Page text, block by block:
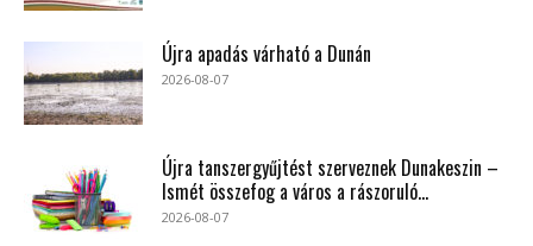
Újra apadás várható a Dunán
2026-08-07
Újra tanszergyűjtést szerveznek Dunakeszin –
Ismét összefog a város a rászoruló...
2026-08-07